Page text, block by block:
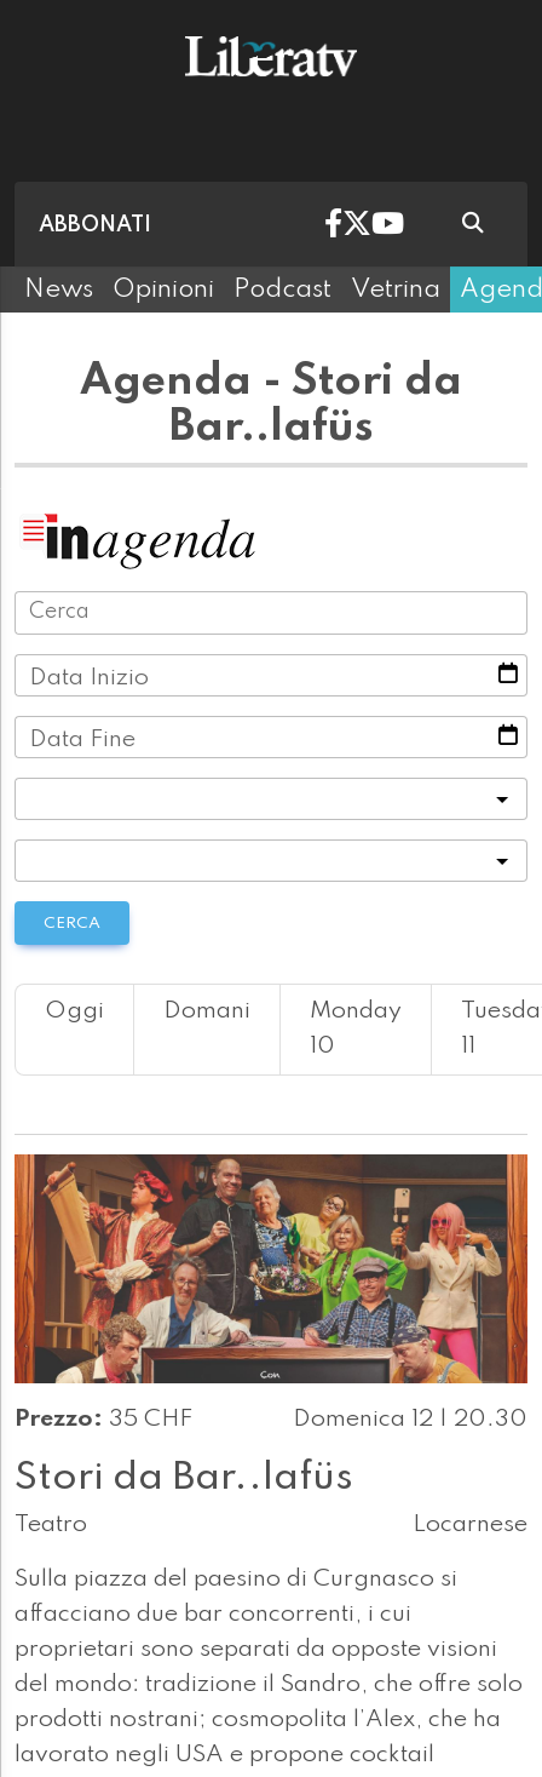
ABBONATI
News Opinioni Podcast Vetrina
Agenda - Stori da
Bar..lafüs
Data Inizio
Data Fine
CERCA
Oggi Domani
Monday
10
11
Prezzo: 35 CHF Domenica 12 | 20.30
Stori da Bar..lafüs
Teatro Locarnese
Sulla piazza del paesino di Curgnasco si
affacciano due bar concorrenti, i cui
proprietari sono separati da opposte visioni
del mondo: tradizione il Sandro, che offre solo
prodotti nostrani; cosmopolita l’Alex, che ha
lavorato negli USA e propone cocktail